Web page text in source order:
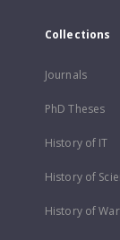
Collections
Journals
PhD Theses
History of IT
History of
History of